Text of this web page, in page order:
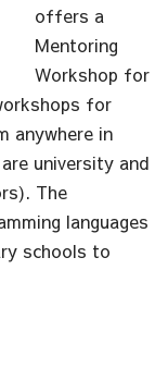
offers a
Mentoring
Workshop for
for
anywhere in
university and
The
languages
schools to